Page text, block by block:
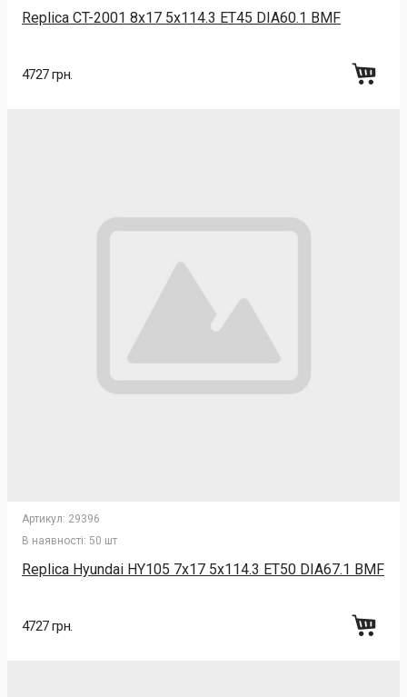
Replica CT-2001 8x17 5x114.3 ET45 DIA60.1 BMF
4727 грн.
Артикул: 29396
В наявності: 50 шт
Replica Hyundai HY105 7x17 5x114.3 ET50 DIA67.1 BMF
4727 грн.